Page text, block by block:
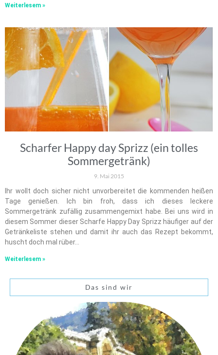
Weiterlesem »
Scharfer Happy day Sprizz (ein tolles
Sommergetränk)
9. Mai 2015
Ihr wollt doch sicher nicht unvorbereitet die kommenden heißen
Tage genießen. Ich bin froh, dass ich dieses leckere
Sommergetränk zufällig zusammengemixt habe. Bei uns wird in
diesem Sommer dieser Scharfe Happy Day Sprizz häufiger auf der
Getränkeliste stehen und damit ihr auch das Rezept bekommt,
huscht doch mal rüber…
Weiterlesem »
Das sind wir